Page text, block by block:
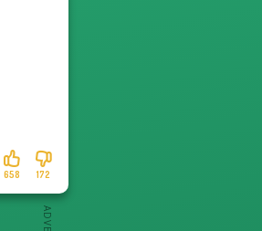
172
658